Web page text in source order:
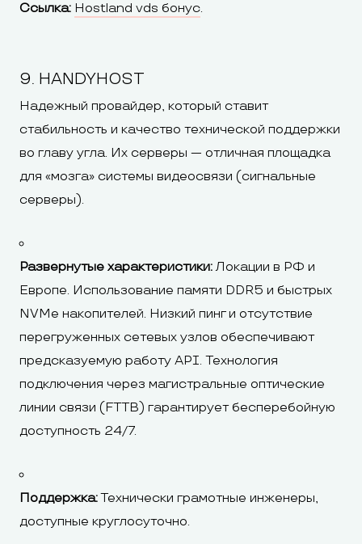
Ссылка: Hostland vds бонус.
9. HANDYHOST
Надежный провайдер, который ставит
стабильность и качество технической поддержки
во главу угла. Их серверы — отличная площадка
для «мозга» системы видеосвязи (сигнальные
серверы).
Развернутые характеристики:Локации в РФ и
Европе. Использование памяти DDR5 и быстрых
NVMe накопителей. Низкий пинг и отсутствие
перегруженных сетевых узлов обеспечивают
предсказуемую работу API. Технология
подключения через магистральные оптические
линии связи (FTTB) гарантирует бесперебойную
доступность 24/7.
Поддержка:Технически грамотные инженеры,
доступные круглосуточно.